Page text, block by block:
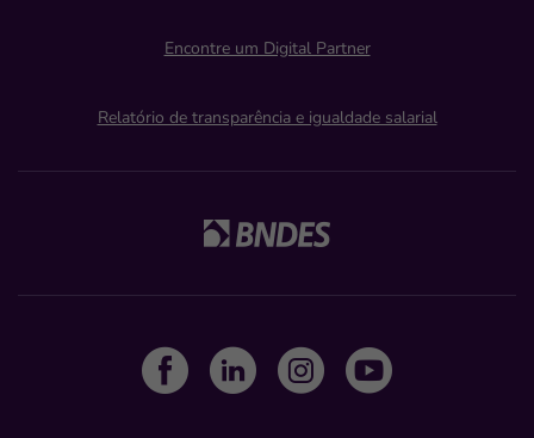
Encontre um Digital Partner
Relatório de transparência e igualdade salarial